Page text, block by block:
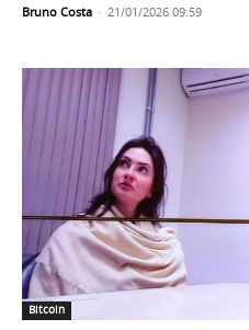
Bruno Costa - 21/01/2026 09:59
Bitcoin